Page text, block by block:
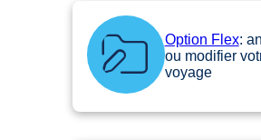
Option Flex:
ou modifier
voyage